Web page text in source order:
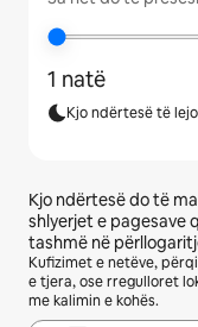
1 natë
Kjo ndërtesë të
Kjo ndërtesë do të
shlyerjet e pagesave
tashmë në
Kufizimet e netëve,
e tjera, ose rregulloret
me kalimin e kohës.